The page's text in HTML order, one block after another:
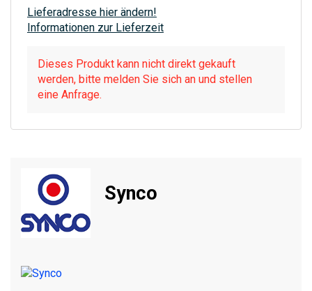
Lieferadresse hier ändern!
Informationen zur Lieferzeit
Dieses Produkt kann nicht direkt gekauft
werden, bitte melden Sie sich an und stellen
eine Anfrage.
Synco